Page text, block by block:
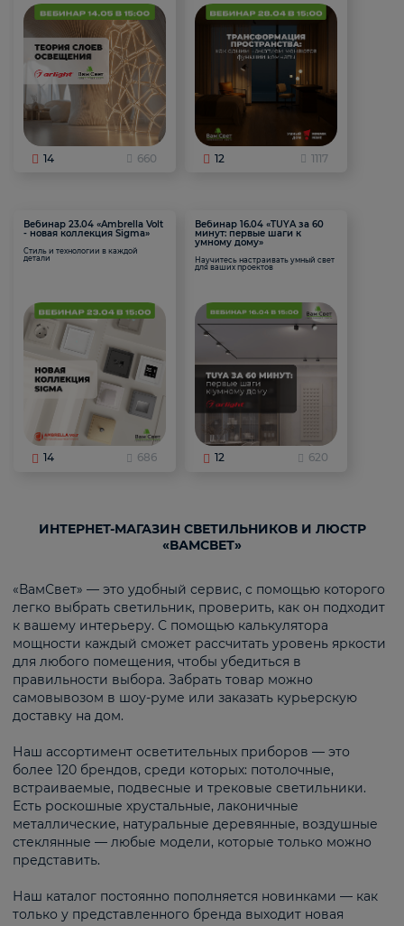
14 660 12 1117
Вебинар 23.04 «Ambrella Volt
- новая коллекция Sigma»
Стиль и технологии в каждой
детали
14 686
Вебинар 16.04 «TUYA за 60
минут: первые шаги к
умному дому»
Научитесь настраивать умный свет
для ваших проектов
12 620
ИНТЕРНЕТ-МАГАЗИН СВЕТИЛЬНИКОВ И ЛЮСТР
«ВАМСВЕТ»
«ВамСвет» — это удобный сервис, с помощью которого
легко выбрать светильник, проверить, как он подходит
к вашему интерьеру. С помощью калькулятора
мощности каждый сможет рассчитать уровень яркости
для любого помещения, чтобы убедиться в
правильности выбора. Забрать товар можно
самовывозом в шоу-руме или заказать курьерскую
доставку на дом.
Наш ассортимент осветительных приборов — это
более 120 брендов, среди которых: потолочные,
встраиваемые, подвесные и трековые светильники.
Есть роскошные хрустальные, лаконичные
металлические, натуральные деревянные, воздушные
стеклянные — любые модели, которые только можно
представить.
Наш каталог постоянно пополняется новинками — как
только у представленного бренда выходит новая